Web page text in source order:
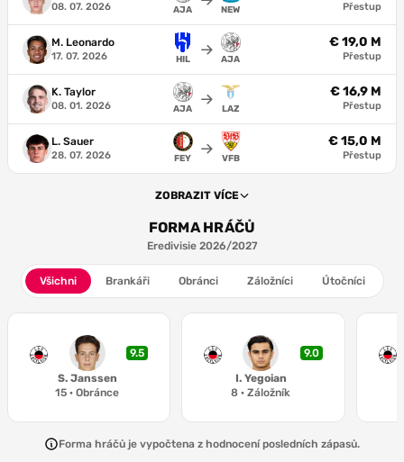
08. 07. 2026 AJA NEW Přestup
M. Leonardo
17. 07. 2026 HIL AJA
€ 19,0 M
Přestup
K. Taylor
08. 01. 2026 AJA LAZ
€ 16,9 M
Přestup
L. Sauer
28. 07. 2026 FEY VFB
€ 15,0 M
Přestup
ZOBRAZIT VÍCE
FORMA HRÁČŮ
Eredivisie 2026/2027
Všichni Brankáři Obránci Záložníci Útočníci
S. Janssen
15 · Obránce
9.5
I. Yegoian
8 · Záložník
9.0
Forma hráčů je vypočtena z hodnocení posledních zápasů.